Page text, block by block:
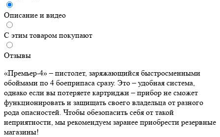
Описание и видео
С этим товаром покупают
Отзывы
«Премьер-4» – пистолет, заряжающийся быстросменными
обоймами по 4 боеприпаса сразу. Это – удобная система,
однако если вы потеряете картриджи – прибор не сможет
функционировать и защищать своего владельца от разного
рода опасностей. Чтобы обезопасить себя от такой
неприятности, мы рекомендуем заранее приобрести резервные
магазины!